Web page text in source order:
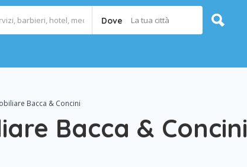
Dove La tua città
Bacca & Concini
Bacca & Concini